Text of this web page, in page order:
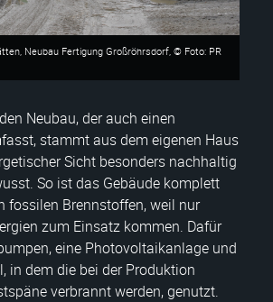
Neubau Fertigung Großröhrsdorf, © Foto: PR
Neubau, der auch einen
stammt aus dem eigenen Haus
Sicht besonders nachhaltig
So ist das Gebäude komplett
fossilen Brennstoffen, weil nur
zum Einsatz kommen. Dafür
eine Photovoltaikanlage und
in dem die bei der Produktion
verbrannt werden, genutzt.